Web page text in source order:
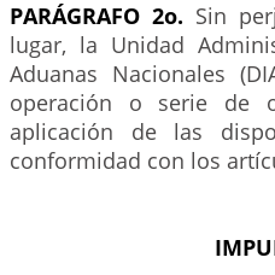
PARÁGRAFO 2o. Sin
lugar, la Unidad
Aduanas Nacionales
operación o serie de
aplicación de las
conformidad con los